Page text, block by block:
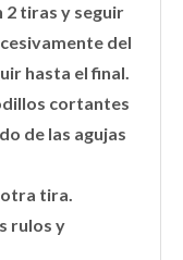
2 tiras y seguir
del
hasta el final.
cortantes
de las agujas
tira.
rulos y